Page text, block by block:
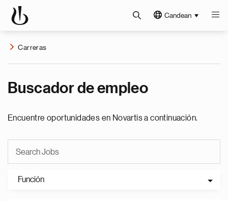
Candean
Carreras
Buscador de empleo
Encuentre oportunidades en Novartis a continuación.
Función